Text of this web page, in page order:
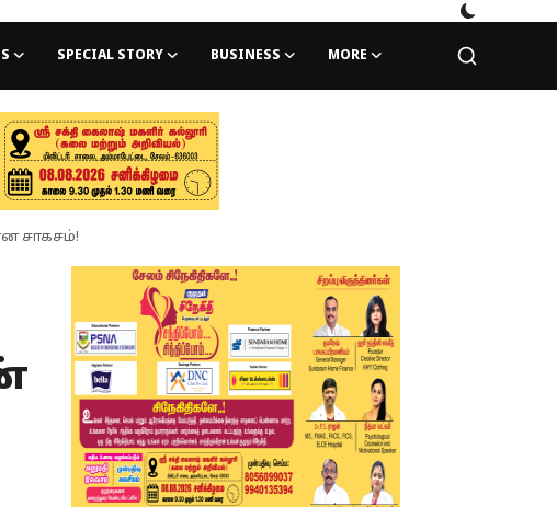
SPECIAL STORY BUSINESS MORE
சாகசம்!